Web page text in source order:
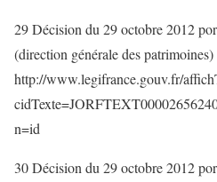
29 Décision du 29 octobre 2012
(direction générale des patrimoines)
http://www.legifrance.gouv.fr/
n=id
30 Décision du 29 octobre 2012